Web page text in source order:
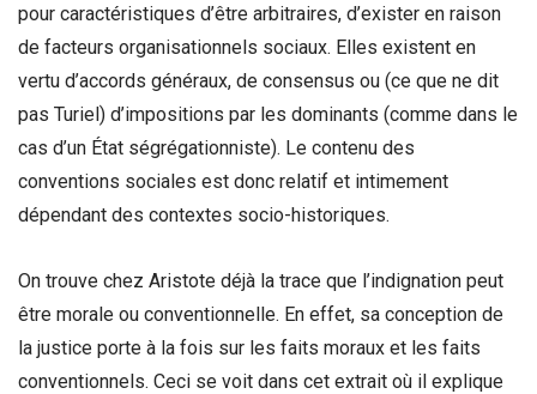
pour caractéristiques d’être arbitraires, d’exister en raison
de facteurs organisationnels sociaux. Elles existent en
vertu d’accords généraux, de consensus ou (ce que ne dit
pas Turiel) d’impositions par les dominants (comme dans le
cas d’un État ségrégationniste). Le contenu des
conventions sociales est donc relatif et intimement
dépendant des contextes socio-historiques.
On trouve chez Aristote déjà la trace que l’indignation peut
être morale ou conventionnelle. En effet, sa conception de
la justice porte à la fois sur les faits moraux et les faits
conventionnels. Ceci se voit dans cet extrait où il explique